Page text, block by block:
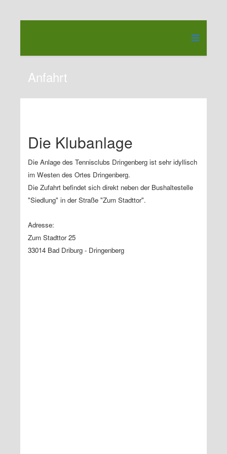
Anfahrt
Die Klubanlage
Die Anlage des Tennisclubs Dringenberg ist sehr idyllisch
im Westen des Ortes Dringenberg.
Die Zufahrt befindet sich direkt neben der Bushaltestelle
"Siedlung" in der Straße "Zum Stadttor".
Adresse:
Zum Stadttor 25
33014 Bad Driburg - Dringenberg